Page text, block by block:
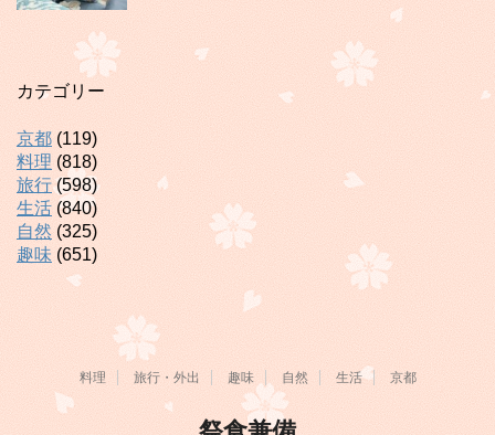
カテゴリー
京都 (119)
料理 (818)
旅行(598)
生活 (840)
自然 (325)
趣味 (651)
料理 旅行・外出 趣味 自然 生活 京都